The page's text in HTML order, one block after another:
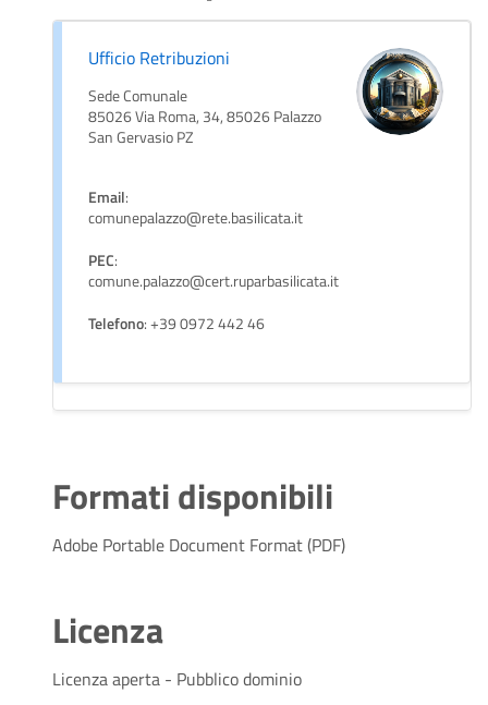
Ufficio Retribuzioni
Sede Comunale
85026 Via Roma, 34, 85026 Palazzo
San Gervasio PZ
Email:
comunepalazzo@rete.basilicata.it
PEC:
comune.palazzo@cert.ruparbasilicata.it
Telefono: +39 0972 442 46
Formati disponibili
Adobe Portable Document Format (PDF)
Licenza
Licenza aperta - Pubblico dominio